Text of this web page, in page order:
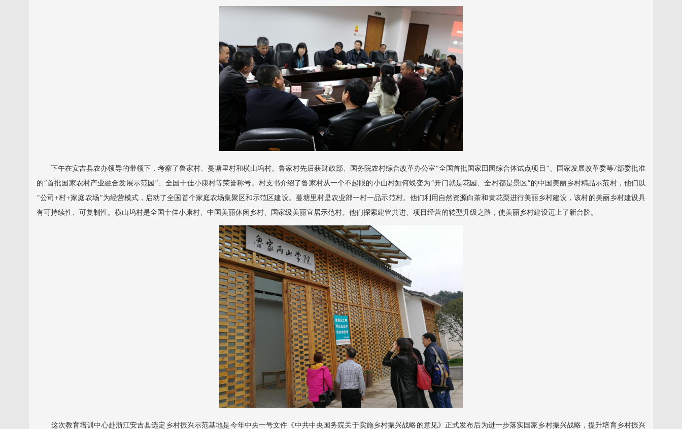
下午在安吉县农办领导的带领下，考察了鲁家村、蔓塘里村和横山坞村。鲁家村先后获财政部、国务院农村综合改革办公室“全国首批国家田园综合体试点项目”、国家发展改革委等7部委批准
的“首批国家农村产业融合发展示范园”、全国十佳小康村等荣誉称号。村支书介绍了鲁家村从一个不起眼的小山村如何蜕变为“开门就是花园、全村都是景区”的中国美丽乡村精品示范村，他们以
“公司+村+家庭农场”为经营模式，启动了全国首个家庭农场集聚区和示范区建设。蔓塘里村是农业部一村一品示范村。他们利用自然资源白茶和黄花梨进行美丽乡村建设，该村的美丽乡村建设具
有可持续性、可复制性。横山坞村是全国十佳小康村、中国美丽休闲乡村、国家级美丽宜居示范村。他们探索建管共进、项目经营的转型升级之路，使美丽乡村建设迈上了新台阶。
这次教育培训中心赴浙江安吉县选定乡村振兴示范基地是今年中央一号文件《中共中央国务院关于实施乡村振兴战略的意见》正式发布后为进一步落实国家乡村振兴战略，提升培育乡村振兴